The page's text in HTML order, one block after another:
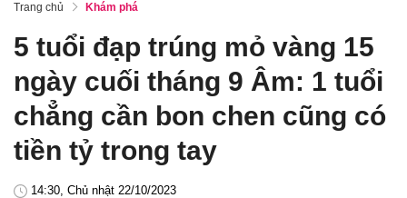
Trang chủ Khám phá
5 tuổi đạp trúng mỏ vàng 15
ngày cuối tháng 9 Âm: 1 tuổi
chẳng cần bon chen cũng có
tiền tỷ trong tay
14:30, Chủ nhật 22/10/2023